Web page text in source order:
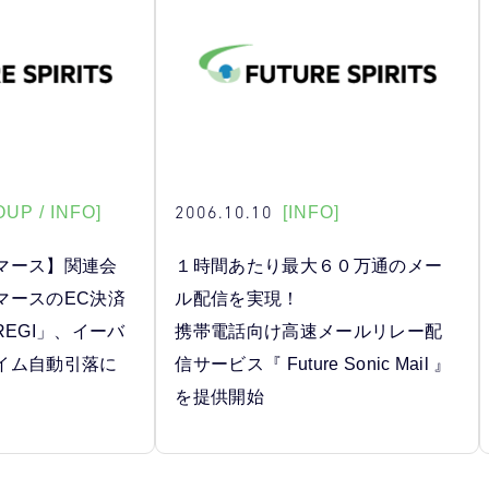
/ INFO]
ース】関連会
ースのEC決済
」、イーバ
ム自動引落に
2006.10.10 [INFO]
１時間あたり最大６０万通のメー
ル配信を実現！
携帯電話向け高速メールリレー配
信サービス『 Future Sonic Mail 』
を提供開始